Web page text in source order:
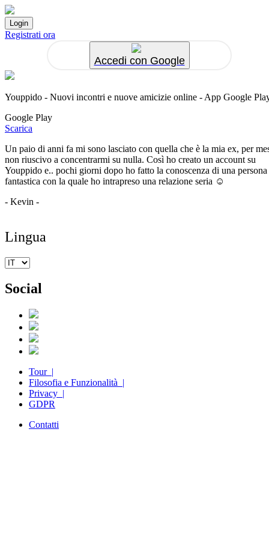
Registrati ora
Accedi con Google
Youppido - Nuovi incontri e nuove amicizie online - App Google
Google Play
Scarica
Un paio di anni fa mi sono lasciato con quella che è la mia ex, per
non riuscivo a concentrarmi su nulla. Così ho creato un account su
Youppido e.. pochi giorni dopo ho fatto la conoscenza di una persona
fantastica con la quale ho intrapreso una relazione seria ☺️
- Kevin -
Lingua
Social
Tour |
Filosofia e Funzionalità |
Privacy |
GDPR
Contatti